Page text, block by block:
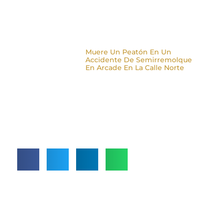
Muere Un Peatón En Un
Accidente De Semirremolque
En Arcade En La Calle Norte